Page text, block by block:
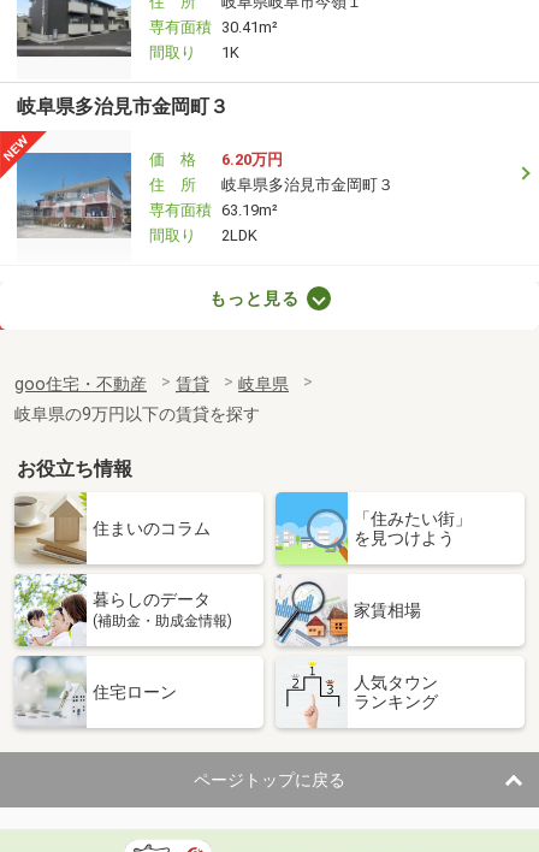
専有面積 30.41m²
間取り
1K
岐阜県多治見市金岡町３
価 格
6.20万円
住 所
岐阜県多治見市金岡町３
専有面積 63.19m²
間取り
2LDK
専有面積
56.4m²
間取り
3DK
岐阜県瑞浪市稲津町小里
価 格
4.50万円
岐阜県瑞浪市稲津町小里
専有面積 42.6m²
間取り
岐阜県大垣市本今４丁目
住 所
岐阜県大垣市本今４丁目
専有面積 53.01m²
間取り
3DK
岐阜県岐阜市岩栄町２
もっと見る
goo住宅・不動産 賃貸
岐阜県
岐阜県の9万円以下の賃貸を探す
お役立ち情報
住まいのコラム
「住みたい街」
を見つけよう
暮らしのデータ
(補助金・助成金情報)
家賃相場
住宅ローン
人気タウン
ランキング
ページトップに戻る